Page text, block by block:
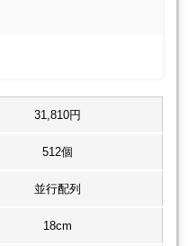
31,810円
512個
並行配列
18cm